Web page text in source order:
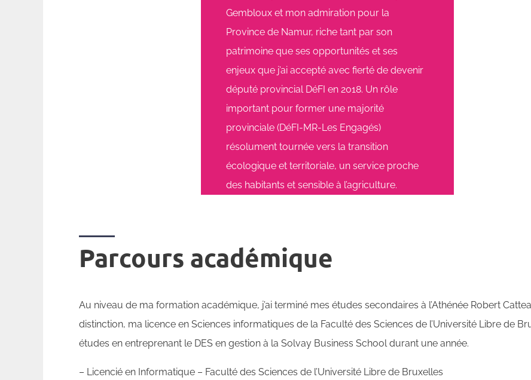
Gembloux et mon admiration pour la
Province de Namur, riche tant par son
patrimoine que ses opportunités et ses
enjeux que j’ai accepté avec fierté de devenir
député provincial DéFI en 2018. Un rôle
important pour former une majorité
provinciale (DéFI-MR-Les Engagés)
résolument tournée vers la transition
écologique et territoriale, un service proche
des habitants et sensible à l’agriculture.
Parcours académique
Au niveau de ma formation académique, j’ai terminé mes études secondaires à l’Athénée Robert
distinction, ma licence en Sciences informatiques de la Faculté des Sciences de l’Université Libre de
études en entreprenant le DES en gestion à la Solvay Business School durant une année.
– Licencié en Informatique – Faculté des Sciences de l’Université Libre de Bruxelles